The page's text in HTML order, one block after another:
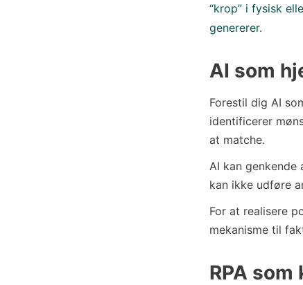
“krop” i fysisk
genererer.
AI som
Forestil dig AI
identificerer
at matche.
AI kan genkende
kan ikke udføre
For at realisere
mekanisme til
RPA